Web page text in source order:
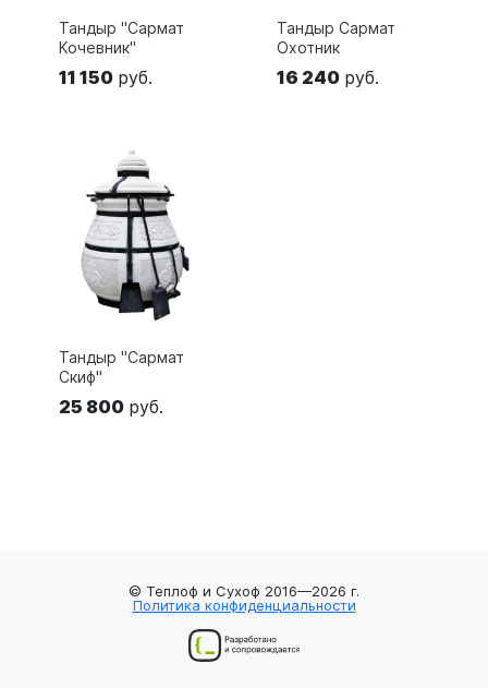
Тандыр "Сармат
Кочевник"
11 150 руб.
Тандыр Сармат
Охотник
16 240 руб.
Тандыр "Сармат
Скиф"
25 800 руб.
© Теплоф и Сухоф 2016—2026 г.
Политика конфиденциальности